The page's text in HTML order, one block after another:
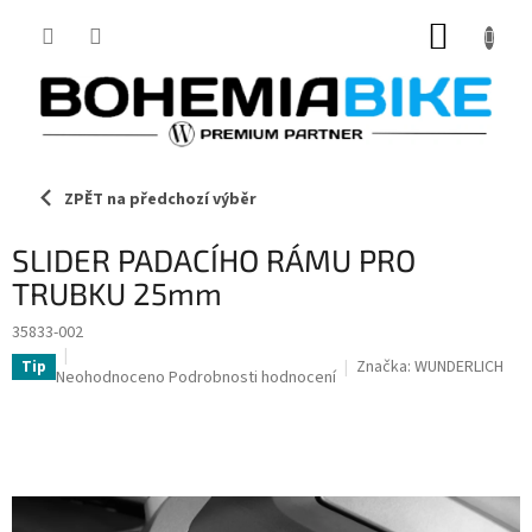
ZPĚT na předchozí výběr
SLIDER PADACÍHO RÁMU PRO
TRUBKU 25mm
35833-002
Tip Průměrné
Neohodnoceno Podrobnosti hodnocení Značka: WUNDERLICH